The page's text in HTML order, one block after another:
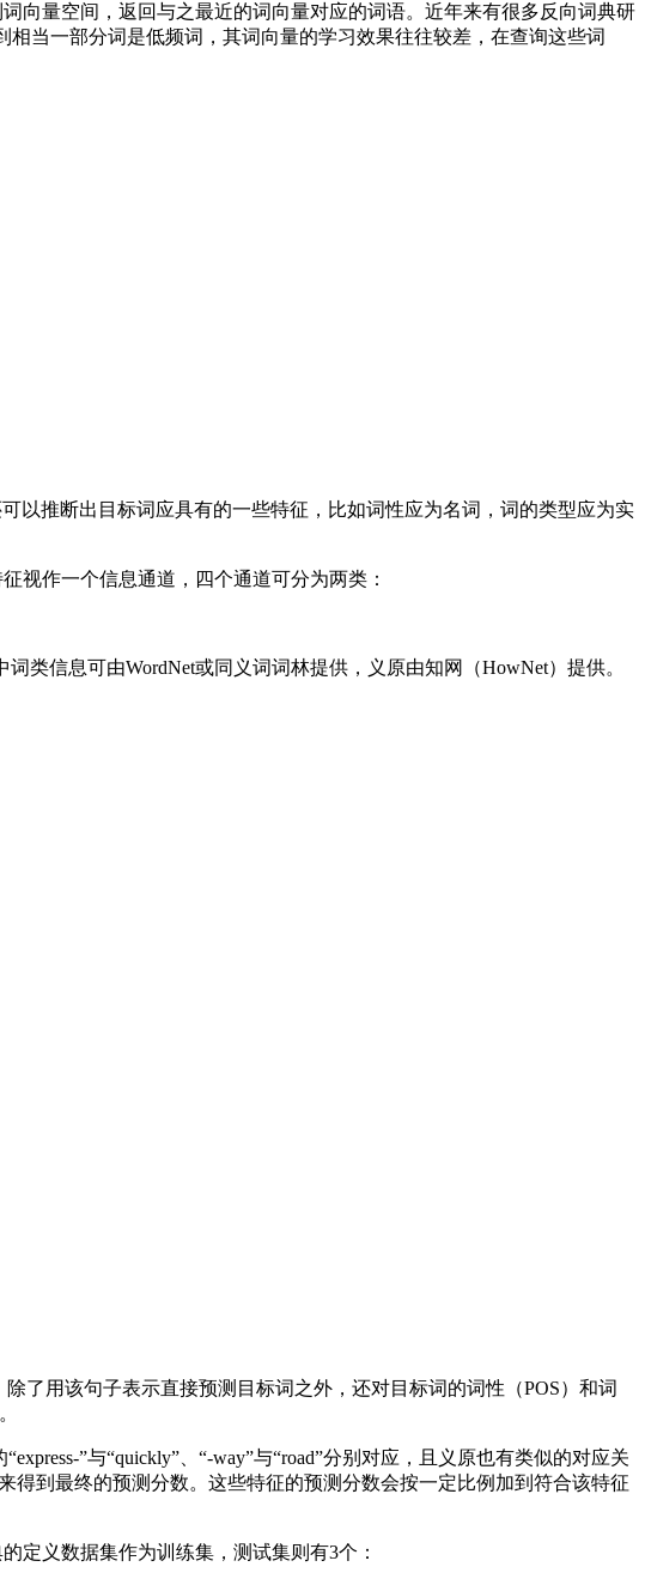
量空间，返回与之最近的词向量对应的词语。近年来有很多反向词典研
当一部分词是低频词，其词向量的学习效果往往较差，在查询这些词
以推断出目标词应具有的一些特征，比如词性应为名词，词的类型应为实
作一个信息通道，四个通道可分为两类：
信息可由WordNet或同义词词林提供，义原由知网（HowNet）提供。
用该句子表示直接预测目标词之外，还对目标词的词性（POS）和词
”与“quickly”、“-way”与“road”分别对应，且义原也有类似的对应关
得到最终的预测分数。这些特征的预测分数会按一定比例加到符合该特征
义数据集作为训练集，测试集则有3个：